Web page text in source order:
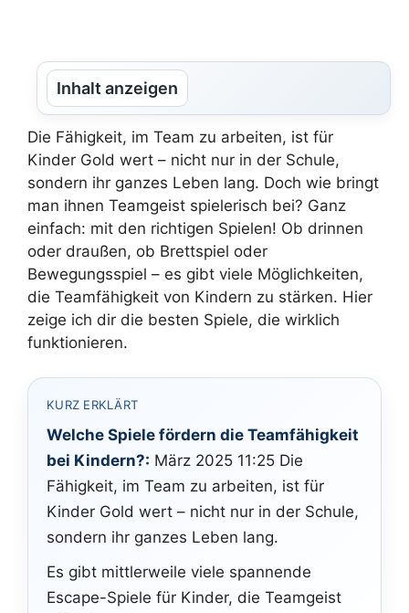
Inhalt anzeigen
Die Fähigkeit, im Team zu arbeiten, ist für
Kinder Gold wert – nicht nur in der Schule,
sondern ihr ganzes Leben lang. Doch wie bringt
man ihnen Teamgeist spielerisch bei? Ganz
einfach: mit den richtigen Spielen! Ob drinnen
oder draußen, ob Brettspiel oder
Bewegungsspiel – es gibt viele Möglichkeiten,
die Teamfähigkeit von Kindern zu stärken. Hier
zeige ich dir die besten Spiele, die wirklich
funktionieren.
KURZ ERKLÄRT
Welche Spiele fördern die Teamfähigkeit
bei Kindern?: März 2025 11:25 Die
Fähigkeit, im Team zu arbeiten, ist für
Kinder Gold wert – nicht nur in der Schule,
sondern ihr ganzes Leben lang.
Es gibt mittlerweile viele spannende
Escape-Spiele für Kinder, die Teamgeist